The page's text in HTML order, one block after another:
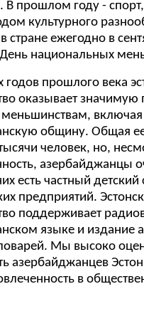
В прошлом году -
культурного
стране ежегодно в
День национальных
годов прошлого века
оказывает
меньшинствам, включая
общину. Общая
человек, но,
азербайджанцы
есть частный
предприятий.
поддерживает
языке и издание
Мы высоко
азербайджанцев
в